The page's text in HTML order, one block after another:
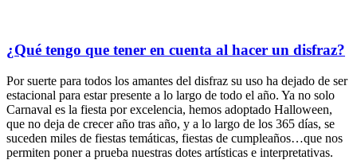
¿Qué tengo que tener en cuenta al hacer un disfraz?
Por suerte para todos los amantes del disfraz su uso ha dejado de ser
estacional para estar presente a lo largo de todo el año. Ya no solo
Carnaval es la fiesta por excelencia, hemos adoptado Halloween,
que no deja de crecer año tras año, y a lo largo de los 365 días, se
suceden miles de fiestas temáticas, fiestas de cumpleaños…que nos
permiten poner a prueba nuestras dotes artísticas e interpretativas.